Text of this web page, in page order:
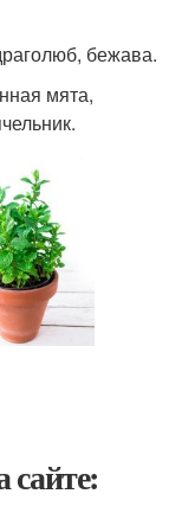
бежава.
мята,
сайте: